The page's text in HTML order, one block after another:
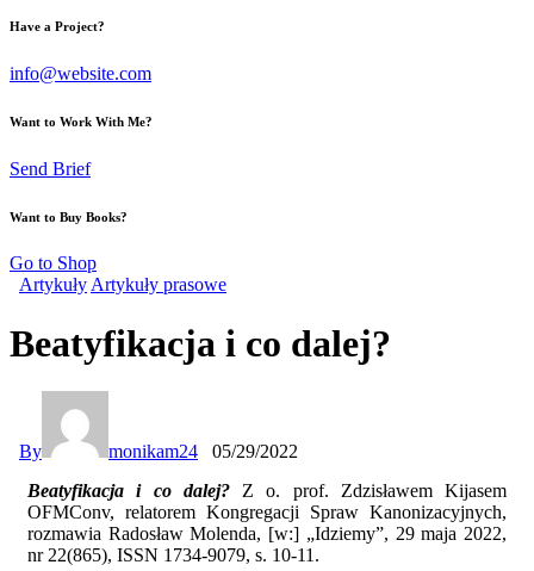
Have a Project?
info@website.com
Want to Work With Me?
Send Brief
Want to Buy Books?
Go to Shop
ArtykułyArtykuły prasowe
Beatyfikacja i co dalej?
By monikam24
05/29/2022
Beatyfikacja i co dalej?Z o. prof. Zdzisławem Kijasem
OFMConv, relatorem Kongregacji Spraw Kanonizacyjnych,
rozmawia Radosław Molenda, [w:] „Idziemy”, 29 maja 2022,
nr 22(865), ISSN 1734-9079, s. 10-11.